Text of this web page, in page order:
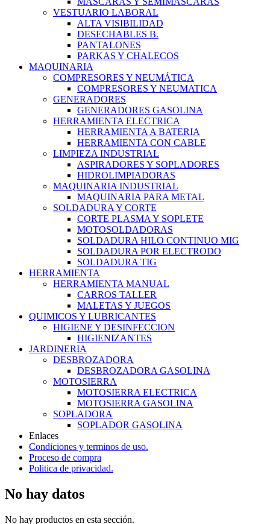
VESTUARIO LABORAL
ALTA VISIBILIDAD
DESECHABLES B.
PANTALONES
PARKAS Y CHALECOS
MAQUINARIA
COMPRESORES Y NEUMÁTICA
COMPRESORES Y NEUMATICA
GENERADORES
GENERADORES GASOLINA
HERRAMIENTA ELECTRICA
HERRAMIENTA A BATERIA
HERRAMIENTA CON CABLE
LIMPIEZA INDUSTRIAL
ASPIRADORES Y SOPLADORES
HIDROLIMPIADORAS
MAQUINARIA INDUSTRIAL
MAQUINARIA PARA METAL
SOLDADURA Y CORTE
CORTE PLASMA Y SOPLETE
MOTOSOLDADORAS
SOLDADURA HILO CONTINUO MIG
SOLDADURA POR ELECTRODO
SOLDADURA TIG
HERRAMIENTA
HERRAMIENTA MANUAL
CARROS TALLER
MALETAS Y JUEGOS
QUIMICOS Y LUBRICANTES
HIGIENE Y DESINFECCION
HIGIENIZANTES
JARDINERIA
DESBROZADORA
DESBROZADORA GASOLINA
MOTOSIERRA
MOTOSIERRA ELECTRICA
MOTOSIERRA GASOLINA
SOPLADORA
SOPLADOR GASOLINA
Enlaces
Condiciones y terminos de uso.
Proceso de compra
Politica de privacidad.
No hay datos
No hay productos en esta sección.